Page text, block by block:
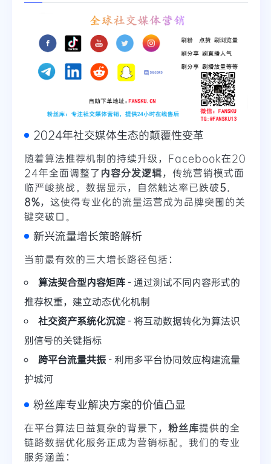
2024年社交媒体生态的颠覆性变革
随着算法推荐机制的持续升级，Facebook在20
24年全面调整了内容分发逻辑，传统营销模式面
临严峻挑战。数据显示，自然触达率已跌破5.
8%，这使得专业化的流量运营成为品牌突围的关
键突破口。
新兴流量增长策略解析
当前最有效的三大增长路径包括：
算法契合型内容矩阵 - 通过测试不同内容形式的
推荐权重，建立动态优化机制
社交资产系统化沉淀 - 将互动数据转化为算法识
别信号的关键指标
跨平台流量共振 - 利用多平台协同效应构建流量
护城河
粉丝库专业解决方案的价值凸显
在平台算法日益复杂的背景下， 粉丝库提供的全
链路数据优化服务正成为营销标配。我们的专业
服务涵盖：